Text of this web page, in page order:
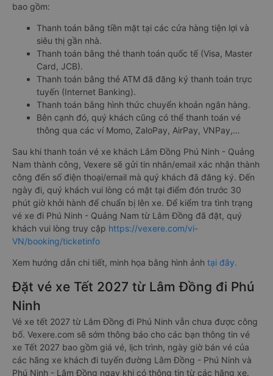
bao gồm:
Thanh toán bằng tiền mặt tại các cửa hàng tiện lợi và
siêu thị gần nhà.
Thanh toán bằng thẻ thanh toán quốc tế (Visa, Master
Card, JCB).
Thanh toán bằng thẻ ATM đã đăng ký thanh toán trực
tuyến (Internet Banking).
Thanh toán bằng hình thức chuyển khoản ngân hàng.
Bên cạnh đó, quý khách cũng có thể thanh toán vé
thông qua các ví Momo, ZaloPay, AirPay, VNPay,…
Sau khi thanh toán vé xe khách Lâm Đồng Phú Ninh - Quảng
Nam thành công, Vexere sẽ gửi tin nhắn/email xác nhận thành
công đến số điện thoại/email mà quý khách đã đăng ký. Đến
ngày đi, quý khách vui lòng có mặt tại điểm đón trước 30
phút giờ khởi hành để chuẩn bị lên xe. Để kiểm tra tình trạng
vé xe đi Phú Ninh - Quảng Nam từ Lâm Đồng đã đặt, quý
khách vui lòng truy cập https://vexere.com/vi-
VN/booking/ticketinfo
Xem hướng dẫn chi tiết, minh họa bằng hình ảnh tại đây.
Đặt vé xe Tết 2027 từ Lâm Đồng đi Phú
Ninh
Vé xe tết 2027 từ Lâm Đồng đi Phú Ninh vẫn chưa được công
bố. Vexere.com sẽ sớm thông báo cho các bạn thông tin vé
xe Tết 2027 bao gồm giá vé, lịch trình, ngày giờ bán vé của
các hãng xe khách đi tuyến đường Lâm Đồng - Phú Ninh và
Phú Ninh - Lâm Đồng ngay khi có thông tin từ các hãng xe.